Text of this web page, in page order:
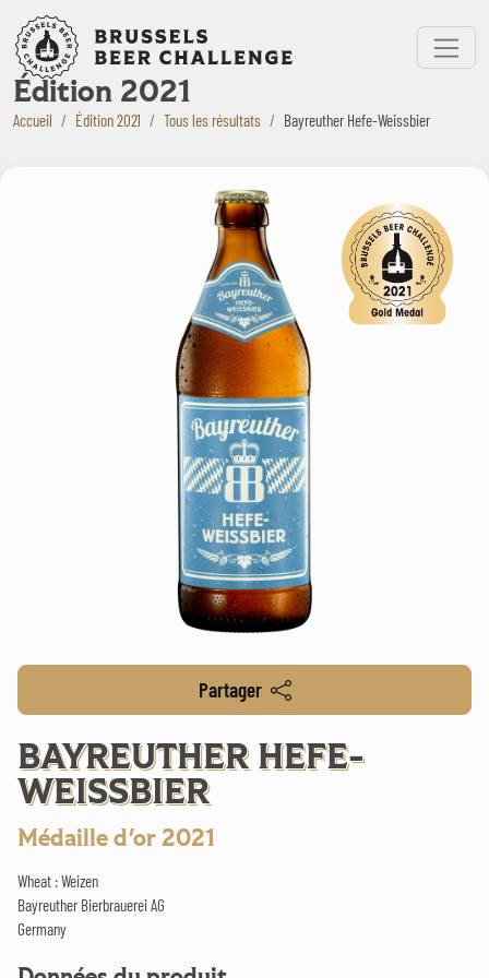
Bruxelles Beer Challenge
Menu
Édition 2021
Accueil Édition 2021 Tous les résultats Bayreuther Hefe-Weissbier
Partager
BAYREUTHER HEFE-
WEISSBIER
Médaille d'or 2021
Wheat : Weizen
Bayreuther Bierbrauerei AG
Germany